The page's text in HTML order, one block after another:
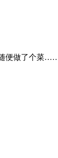
随便做了个菜